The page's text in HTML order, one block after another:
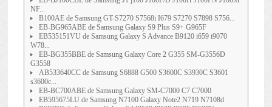
NF...
B100AE de Samsung GT-S7270 S7568i I679 S7270 S7898 S756...
EB-BG965ABE de Samsung Galaxy S9 Plus S9+ G965F
EB535151VU de Samsung Galaxy S Advance B9120 i659 i9070
W78...
EB-BG355BBE de Samsung Galaxy Core 2 G355 SM-G3556D
G3558
AB533640CC de Samsung S6888 G500 S3600C S3930C S3601
s3600c...
EB-BC700ABE de Samsung Galaxy SM-C7000 C7 C7000
EB595675LU de Samsung N7100 Galaxy Note2 N719 N7108d